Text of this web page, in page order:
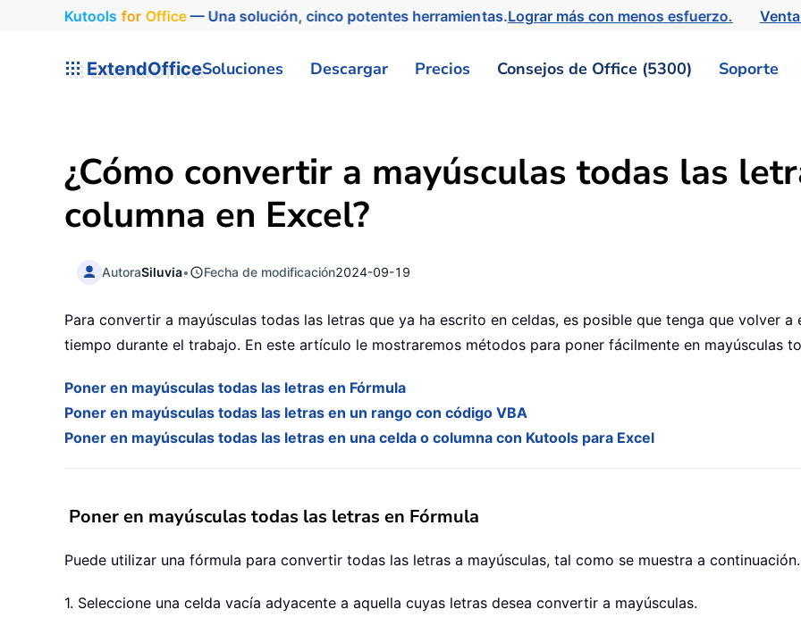
Kutools for Office— Una solución, cinco potentes herramientas.Lograr más con menos esfuerzo.
ExtendOfficeSoluciones Descargar Precios Consejos de Office (5300) Soporte
¿Cómo convertir a mayúsculas todas las
columna en Excel?
AutoraSiluvia• Fecha de modificación2024-09-19
Para convertir a mayúsculas todas las letras que ya ha escrito en celdas, es posible que tenga que volver a
tiempo durante el trabajo. En este artículo le mostraremos métodos para poner fácilmente en mayúsculas
Poner en mayúsculas todas las letras en Fórmula
Poner en mayúsculas todas las letras en un rango con código VBA
Poner en mayúsculas todas las letras en una celda o columna con Kutools para Excel
Poner en mayúsculas todas las letras en Fórmula
Puede utilizar una fórmula para convertir todas las letras a mayúsculas, tal como se muestra a continuación.
1. Seleccione una celda vacía adyacente a aquella cuyas letras desea convertir a mayúsculas.